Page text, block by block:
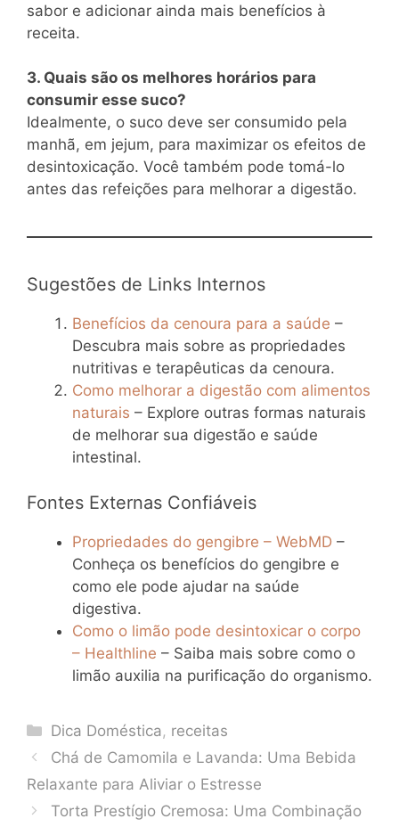
sabor e adicionar ainda mais benefícios à
receita.
3. Quais são os melhores horários para
consumir esse suco?
Idealmente, o suco deve ser consumido pela
manhã, em jejum, para maximizar os efeitos de
desintoxicação. Você também pode tomá-lo
antes das refeições para melhorar a digestão.
Sugestões de Links Internos
Benefícios da cenoura para a saúde –
Descubra mais sobre as propriedades
nutritivas e terapêuticas da cenoura.
Como melhorar a digestão com alimentos
naturais – Explore outras formas naturais
de melhorar sua digestão e saúde
intestinal.
Fontes Externas Confiáveis
Propriedades do gengibre – WebMD –
Conheça os benefícios do gengibre e
como ele pode ajudar na saúde
digestiva.
Como o limão pode desintoxicar o corpo
– Healthline – Saiba mais sobre como o
limão auxilia na purificação do organismo.
Categories
Dica Doméstica, receitas
Chá de Camomila e Lavanda: Uma Bebida
Relaxante para Aliviar o Estresse
Torta Prestígio Cremosa: Uma Combinação